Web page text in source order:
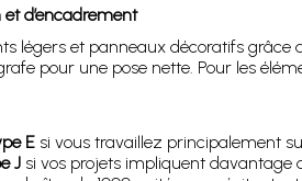
d’encadrement
légers et panneaux décoratifs
pour une pose nette. Pour les
Esi vous travaillez principalement
Jsi vos projets impliquent davantage